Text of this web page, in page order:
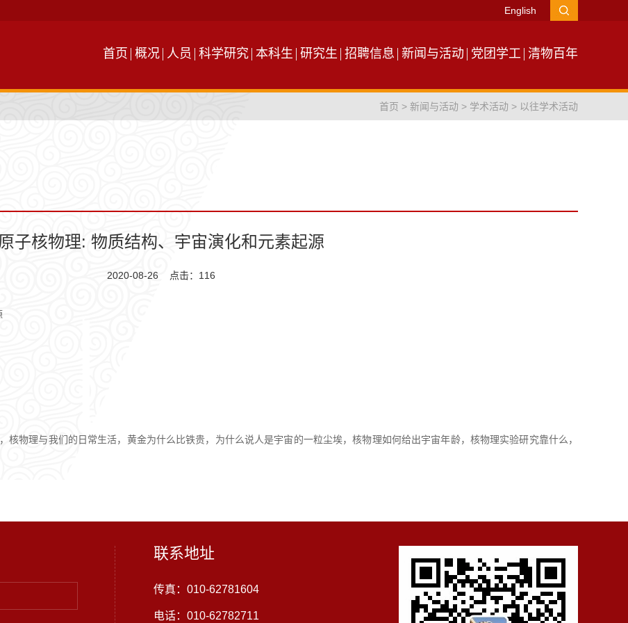
English
首页 概况 人员 科学研究 本科生 研究生 招聘信息 新闻与活动 党团学工 清物百年
首页 > 新闻与活动 > 学术活动 > 以往学术活动
子核物理: 物质结构、宇宙演化和元素起源
2020-08-26 点击： 116
物理与我们的日常生活，黄金为什么比铁贵，为什么说人是宇宙的一粒尘埃，核物理如何给出宇宙年龄，核物理实验研究靠什么，
联系地址
传真：010-62781604
电话：010-62782711